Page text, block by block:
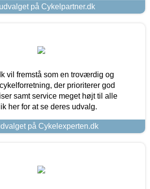
på Cykelpartner.dk
vil fremstå som en troværdig og
der prioriterer god
samt service meget højt til alle
her for at se deres udvalg.
på Cykelexperten.dk